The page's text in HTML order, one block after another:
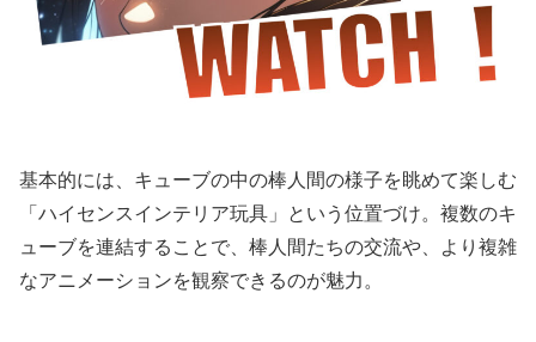
基本的には、キューブの中の棒人間の様子を眺めて楽しむ
「ハイセンスインテリア玩具」という位置づけ。複数のキ
ューブを連結することで、棒人間たちの交流や、より複雑
なアニメーションを観察できるのが魅力。